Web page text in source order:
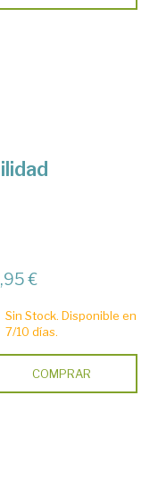
€
Sin Stock. Disponible en
7/10 días.
COMPRAR